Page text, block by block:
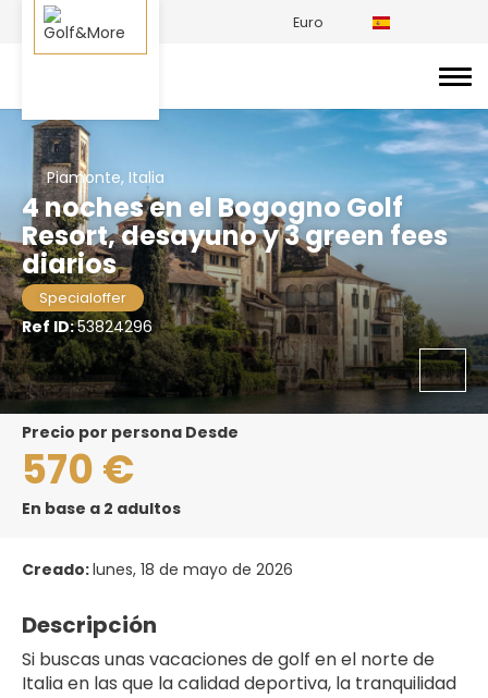
Euro
Piamonte, Italia
4 noches en el Bogogno Golf
Resort, desayuno y 3 green fees
diarios
Specialoffer
Ref ID:53824296
precio por persona Desde
570 €
En base a 2 adultos
Creado:lunes, 18 de mayo de 2026
Descripción
Si buscas unas vacaciones de golf en el norte de
Italia en las que la calidad deportiva, la tranquilidad